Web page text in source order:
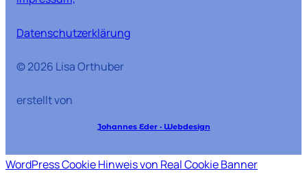
Datenschutzerklärung
© 2026 Lisa Orthuber
erstellt von
Johannes Eder · Webdesign
WordPress Cookie Hinweis von Real Cookie Banner